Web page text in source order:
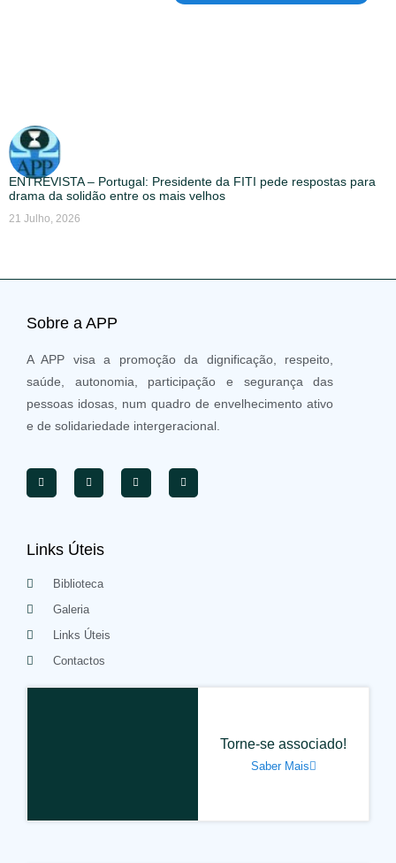
ENTREVISTA – Portugal: Presidente da FITI pede respostas para
drama da solidão entre os mais velhos
21 Julho, 2026
Sobre a APP
A APP visa a promoção da dignificação, respeito,
saúde, autonomia, participação e segurança das
pessoas idosas, num quadro de envelhecimento ativo
e de solidariedade intergeracional.
Links Úteis
Biblioteca
Galeria
Links Úteis
Contactos
Torne-se associado!
Saber Mais